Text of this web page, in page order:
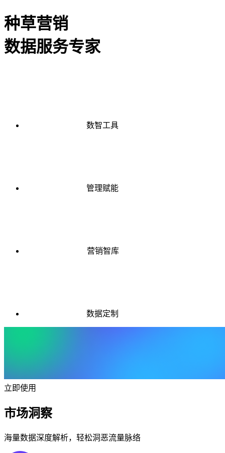
种草营销
数据服务专家
数智工具
管理赋能
营销智库
数据定制
立即使用
市场洞察
海量数据深度解析，轻松洞恶流量脉络